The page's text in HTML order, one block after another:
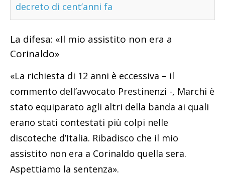
decreto di cent’anni fa
La difesa: «Il mio assistito non era a
Corinaldo»
«La richiesta di 12 anni è eccessiva – il
commento dell’avvocato Prestinenzi -, Marchi è
stato equiparato agli altri della banda ai quali
erano stati contestati più colpi nelle
discoteche d’Italia. Ribadisco che il mio
assistito non era a Corinaldo quella sera.
Aspettiamo la sentenza».